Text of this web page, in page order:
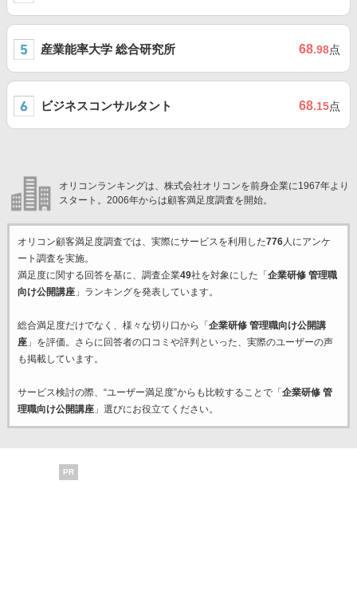
産業能率大学 総合研究所 68.98点
ビジネスコンサルタント 68.15点
オリコンランキングは、株式会社オリコンを前身企業に1967年より
スタート。2006年からは顧客満足度調査を開始。
オリコン顧客満足度調査では、実際にサービスを利用した776人にアンケ
ート調査を実施。
満足度に関する回答を基に、調査企業49社を対象にした「 企業研修 管理職
向け公開講座」ランキングを発表しています。
総合満足度だけでなく、様々な切り口から「 企業研修 管理職向け公開講
座」を評価。さらに回答者の口コミや評判といった、実際のユーザーの声
も掲載しています。
サービス検討の際、“ユーザー満足度”からも比較することで「 企業研修 管
理職向け公開講座」選びにお役立てください。
PR